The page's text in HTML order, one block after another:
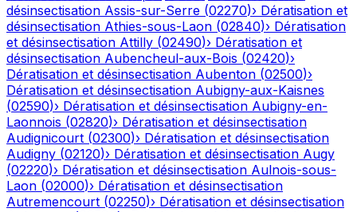
désinsectisation Assis-sur-Serre (02270)› Dératisation et
désinsectisation Athies-sous-Laon (02840)› Dératisation
et désinsectisation Attilly (02490)› Dératisation et
désinsectisation Aubencheul-aux-Bois (02420)›
Dératisation et désinsectisation Aubenton (02500)›
Dératisation et désinsectisation Aubigny-aux-Kaisnes
(02590)› Dératisation et désinsectisation Aubigny-en-
Laonnois (02820)› Dératisation et désinsectisation
Audignicourt (02300)› Dératisation et désinsectisation
Audigny (02120)› Dératisation et désinsectisation Augy
(02220)› Dératisation et désinsectisation Aulnois-sous-
Laon (02000)› Dératisation et désinsectisation
Autremencourt (02250)› Dératisation et désinsectisation